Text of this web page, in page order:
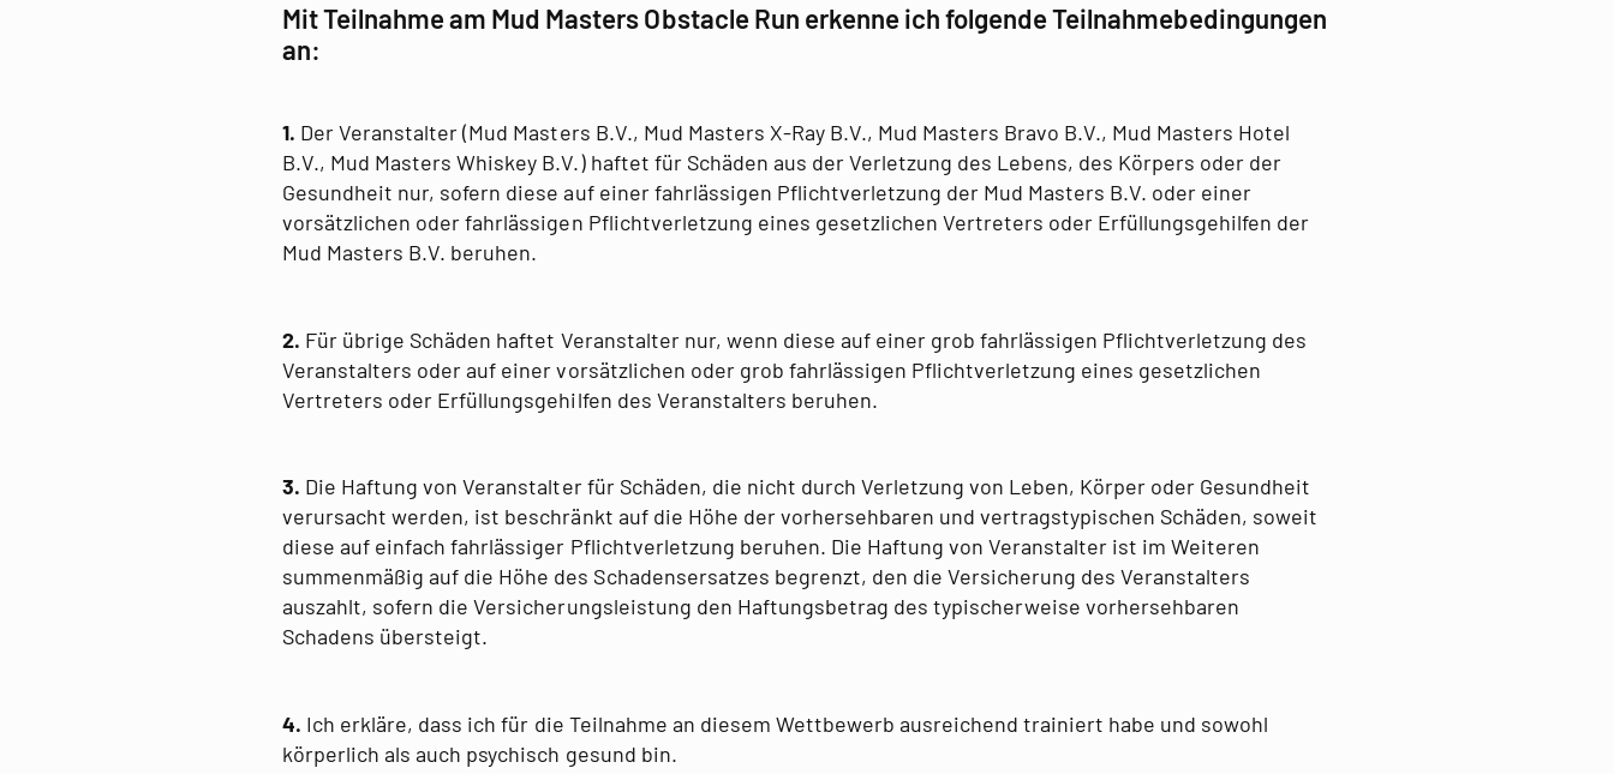
Mit Teilnahme am Mud Masters Obstacle Run erkenne ich folgende Teilnahmebedingungen
an:
1. Der Veranstalter (Mud Masters B.V., Mud Masters X-Ray B.V., Mud Masters Bravo B.V., Mud Masters Hotel
B.V., Mud Masters Whiskey B.V.) haftet für Schäden aus der Verletzung des Lebens, des Körpers oder der
Gesundheit nur, sofern diese auf einer fahrlässigen Pflichtverletzung der Mud Masters B.V. oder einer
vorsätzlichen oder fahrlässigen Pflichtverletzung eines gesetzlichen Vertreters oder Erfüllungsgehilfen der
Mud Masters B.V. beruhen.
2. Für übrige Schäden haftet Veranstalter nur, wenn diese auf einer grob fahrlässigen Pflichtverletzung des
Veranstalters oder auf einer vorsätzlichen oder grob fahrlässigen Pflichtverletzung eines gesetzlichen
Vertreters oder Erfüllungsgehilfen des Veranstalters beruhen.
3. Die Haftung von Veranstalter für Schäden, die nicht durch Verletzung von Leben, Körper oder Gesundheit
verursacht werden, ist beschränkt auf die Höhe der vorhersehbaren und vertragstypischen Schäden, soweit
diese auf einfach fahrlässiger Pflichtverletzung beruhen. Die Haftung von Veranstalter ist im Weiteren
summenmäßig auf die Höhe des Schadensersatzes begrenzt, den die Versicherung des Veranstalters
auszahlt, sofern die Versicherungsleistung den Haftungsbetrag des typischerweise vorhersehbaren
Schadens übersteigt.
4. Ich erkläre, dass ich für die Teilnahme an diesem Wettbewerb ausreichend trainiert habe und sowohl
körperlich als auch psychisch gesund bin.